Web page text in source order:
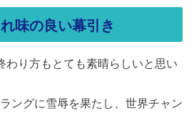
味の良い幕引き
わり方もとても素晴らしいと思い
ングに雪辱を果たし、世界チャン